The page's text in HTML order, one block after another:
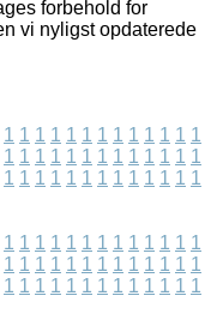
forbehold for
vi nyligst opdaterede
1 1 1 1 1 1 1 1 1 1 1 1 1
1 1 1 1 1 1 1 1 1 1 1 1 1
1 1 1 1 1 1 1 1 1 1 1 1 1
1 1 1 1 1 1 1 1 1 1 1 1 1
1 1 1 1 1 1 1 1 1 1 1 1 1
1 1 1 1 1 1 1 1 1 1 1 1 1